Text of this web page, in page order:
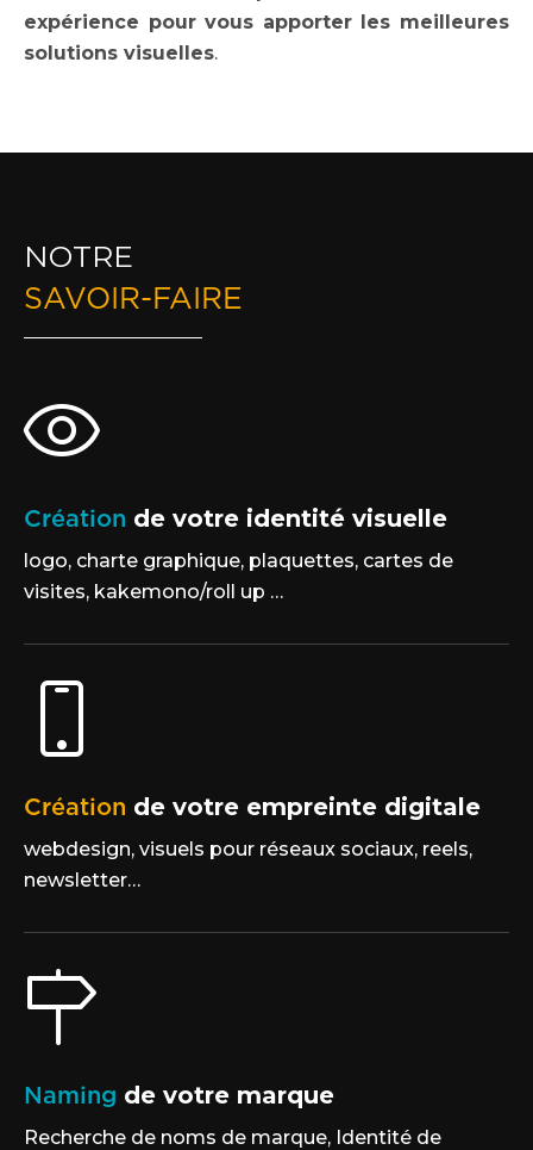
expérience pour vous apporter les meilleures
solutions visuelles.
NOTRE
SAVOIR-FAIRE
Création de votre identité visuelle
logo, charte graphique, plaquettes, cartes de
visites, kakemono/roll up …
Création de votre empreinte digitale
webdesign, visuels pour réseaux sociaux, reels,
newsletter…
Naming de votre marque
Recherche de noms de marque, Identité de